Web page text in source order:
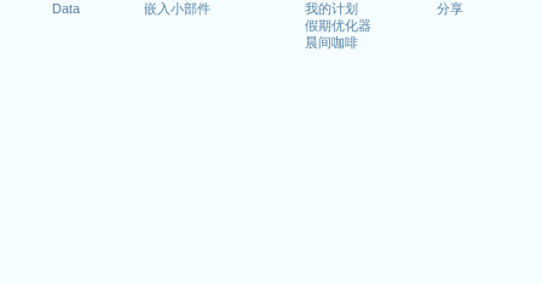
Data
嵌入小部件
我的计划
假期优化器
晨间咖啡
分享